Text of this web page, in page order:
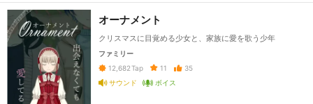
オーナメント
クリスマスに目覚める少女と、家族に愛を歌う少年
ファミリー
12,682 Tap 11
35
サウンド
ボイス